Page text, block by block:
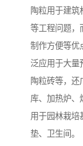
陶粒用于建筑
等工程问题，
制作方便等优
泛应用于大量
陶粒砖等，还
库、加热炉、
用于园林栽培
垫、卫生间。